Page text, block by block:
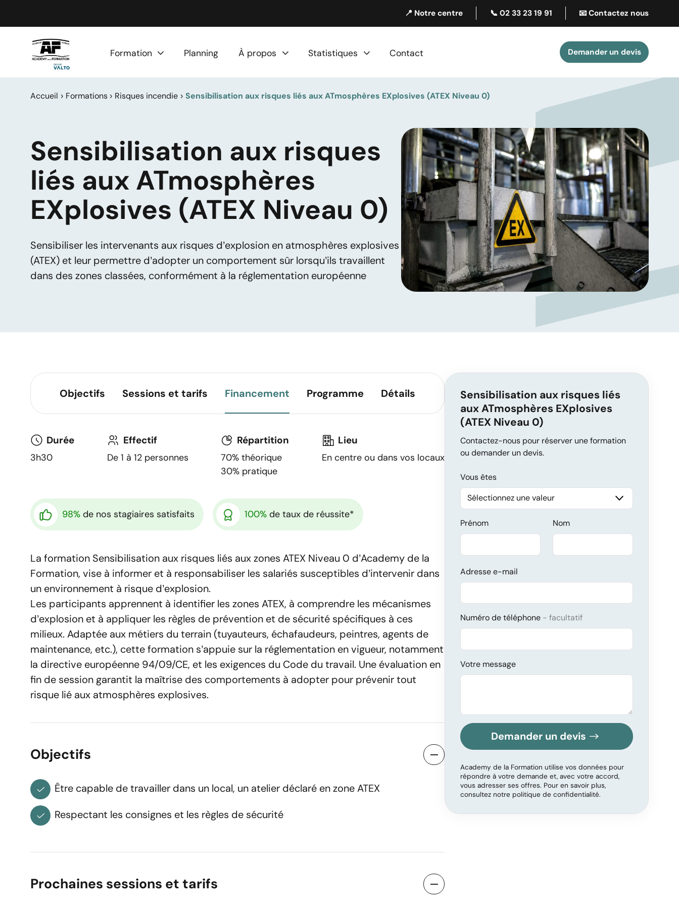
📍 Notre centre 📞 02 33 23 19 91 📧 Contactez nous
Formation Planning À propos Statistiques Contact Demander un devis
Accueil Formations Risques incendie Sensibilisation aux risques liés aux ATmosphères EXplosives (ATEX Niveau 0)
Sensibilisation aux risques
liés aux ATmosphères
EXplosives (ATEX Niveau 0)
Sensibiliser les intervenants aux risques d’explosion en atmosphères explosives
(ATEX) et leur permettre d’adopter un comportement sûr lorsqu’ils travaillent
dans des zones classées, conformément à la réglementation européenne
Objectifs Sessions et tarifs Financement Programme Détails
Durée
3h30
Effectif
De 1 à 12 personnes
Répartition
70% théorique
30% pratique
Lieu
En centre ou dans vos locaux
98% de nos stagiaires satisfaits 100% de taux de réussite*
La formation Sensibilisation aux risques liés aux zones ATEX Niveau 0 d’Academy de la
Formation, vise à informer et à responsabiliser les salariés susceptibles d’intervenir dans
un environnement à risque d’explosion.
Les participants apprennent à identifier les zones ATEX, à comprendre les mécanismes
d’explosion et à appliquer les règles de prévention et de sécurité spécifiques à ces
milieux. Adaptée aux métiers du terrain (tuyauteurs, échafaudeurs, peintres, agents de
maintenance, etc.), cette formation s’appuie sur la réglementation en vigueur, notamment
la directive européenne 94/09/CE, et les exigences du Code du travail. Une évaluation en
fin de session garantit la maîtrise des comportements à adopter pour prévenir tout
risque lié aux atmosphères explosives.
Objectifs
Être capable de travailler dans un local, un atelier déclaré en zone ATEX
Respectant les consignes et les règles de sécurité
Prochaines sessions et tarifs
Sensibilisation aux risques liés
aux ATmosphères EXplosives
(ATEX Niveau 0)
Contactez-nous pour réserver une formation
ou demander un devis.
Vous êtes
Prénom Nom
Adresse e-mail
Numéro de téléphone facultatif
Votre message
Demander un devis
Academy de la Formation utilise vos données pour
répondre à votre demande et, avec votre accord,
vous adresser ses offres. Pour en savoir plus,
consultez notre politique de confidentialité.
Prénom